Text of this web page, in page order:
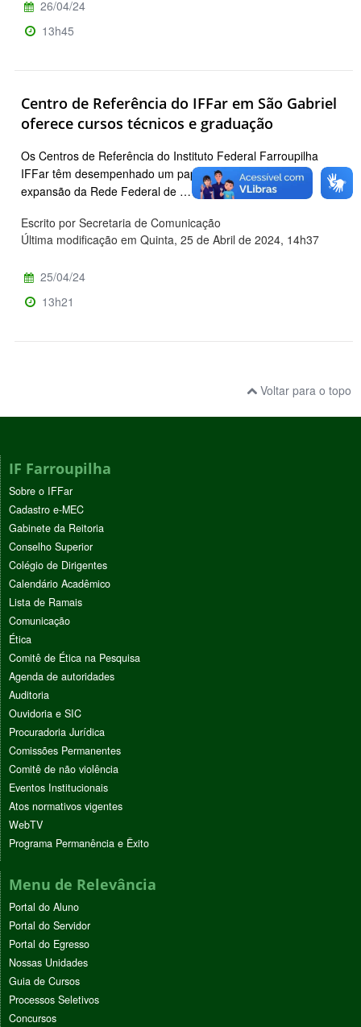
26/04/24
13h45
Centro de Referência do IFFar em São Gabriel
oferece cursos técnicos e graduação
Os Centros de Referência do Instituto Federal Farroupilha
IFFar têm desempenhado um papel fundamental na
expansão da Rede Federal de …
Escrito por Secretaria de Comunicação
Última modificação em Quinta, 25 de Abril de 2024, 14h37
25/04/24
13h21
Voltar para o topo
IF Farroupilha
Sobre o IFFar
Cadastro e-MEC
Gabinete da Reitoria
Conselho Superior
Colégio de Dirigentes
Calendário Acadêmico
Lista de Ramais
Comunicação
Ética
Comitê de Ética na Pesquisa
Agenda de autoridades
Auditoria
Ouvidoria e SIC
Procuradoria Jurídica
Comissões Permanentes
Comitê de não violência
Eventos Institucionais
Atos normativos vigentes
WebTV
Programa Permanência e Êxito
Menu de Relevância
Portal do Aluno
Portal do Servidor
Portal do Egresso
Nossas Unidades
Guia de Cursos
Processos Seletivos
Concursos